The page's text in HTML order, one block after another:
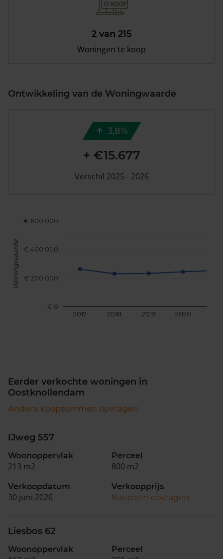
2 van 215
Woningen te koop
Ontwikkeling van de Woningwaarde
2017 2018 2019 2020
€ 0
€ 200.000
€ 400.000
€ 600.000
Woningwaarde
3,8%
+ €15.677
Verschil 2025 - 2026
Eerder verkochte woningen in
Oostknollendam
Andere koopsommen opvragen
IJweg 557
Woonoppervlak
213 m2
Perceel
800 m2
Verkoopdatum
30 juni 2026
Verkoopprijs
Koopsom opvragen
Liesbos 62
Woonoppervlak Perceel